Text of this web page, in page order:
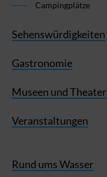
Campingplätze
Sehenswürdigkeiten
Gastronomie
Museen und Theater
Veranstaltungen
Rund ums Wasser